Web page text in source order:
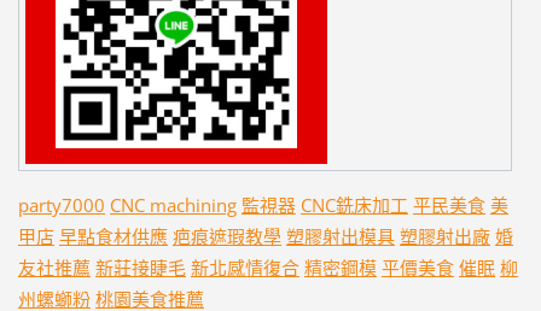
party7000 CNC machining 監視器 CNC銑床加工 平民美食 美
甲店 早點食材供應 疤痕遮瑕教學 塑膠射出模具 塑膠射出廠 婚
友社推薦 新莊接睫毛 新北感情復合 精密鋼模 平價美食 催眠 柳
州螺螄粉 桃園美食推薦